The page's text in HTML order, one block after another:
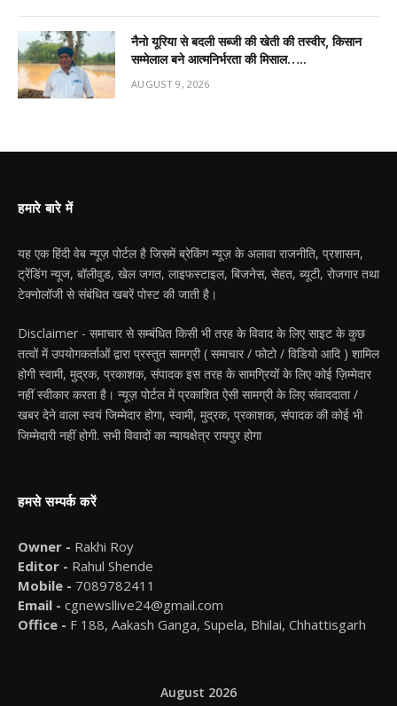
नैनो यूरिया से बदली सब्जी की खेती की तस्वीर, किसान
सम्मेलाल बने आत्मनिर्भरता की मिसाल…..
AUGUST 9, 2026
हमारे बारे में
यह एक हिंदी वेब न्यूज़ पोर्टल है जिसमें ब्रेकिंग न्यूज़ के अलावा राजनीति, प्रशासन,
ट्रेंडिंग न्यूज, बॉलीवुड, खेल जगत, लाइफस्टाइल, बिजनेस, सेहत, ब्यूटी, रोजगार तथा
टेक्नोलॉजी से संबंधित खबरें पोस्ट की जाती है।
Disclaimer - समाचार से सम्बंधित किसी भी तरह के विवाद के लिए साइट के कुछ
तत्वों में उपयोगकर्ताओं द्वारा प्रस्तुत सामग्री ( समाचार / फोटो / विडियो आदि ) शामिल
होगी स्वामी, मुद्रक, प्रकाशक, संपादक इस तरह के सामग्रियों के लिए कोई ज़िम्मेदार
नहीं स्वीकार करता है। न्यूज़ पोर्टल में प्रकाशित ऐसी सामग्री के लिए संवाददाता /
खबर देने वाला स्वयं जिम्मेदार होगा, स्वामी, मुद्रक, प्रकाशक, संपादक की कोई भी
जिम्मेदारी नहीं होगी. सभी विवादों का न्यायक्षेत्र रायपुर होगा
हमसे सम्पर्क करें
Owner - Rakhi Roy
Editor - Rahul Shende
Mobile - 7089782411
Email - cgnewsllive24@gmail.com
Office - F 188, Aakash Ganga, Supela, Bhilai, Chhattisgarh
August 2026